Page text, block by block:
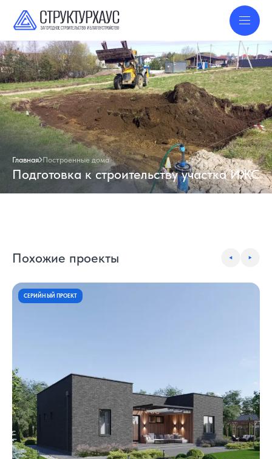
Главная Построенные дома
Подготовка к строительству участка ИЖС
Похожие проекты
СЕРИЙНЫЙ ПРОЕКТ